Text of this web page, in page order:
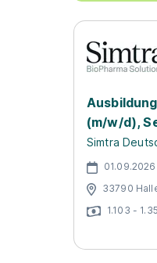
(m/w/d),
Simtra
01.09.2026
33790
1.103 -